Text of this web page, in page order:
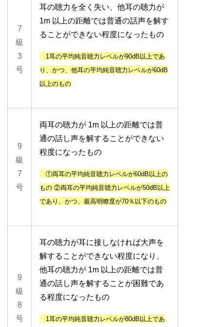
7
級
3
号
耳の聴力を全く失い、他耳の聴力が
1m 以上の距離では普通の話声を解す
ることができない程度になったもの
1耳の平均純音聴力レベルが90dB以上であ
り、 かつ、他耳の平均純音聴力レベルが60dB
以上のもの
9
級
7
号
両耳の聴力が 1m 以上の距離では普
通の話し声を解することができない
程度になったもの
①両耳の平均純音聴力レベルが60dB以上の
もの ②両耳の平均純音聴力レベルが50dB以上
であり、 かつ 、最高明瞭度が70％以下のもの
9
級
8
号
耳の聴力が耳に接しなければ大声を
解することができない程度になり、
他耳の聴力が 1m 以上の距離では普
通の話し声を解することが困難であ
る程度になったもの
1耳の平均純音聴力レベルが80dB以上であ